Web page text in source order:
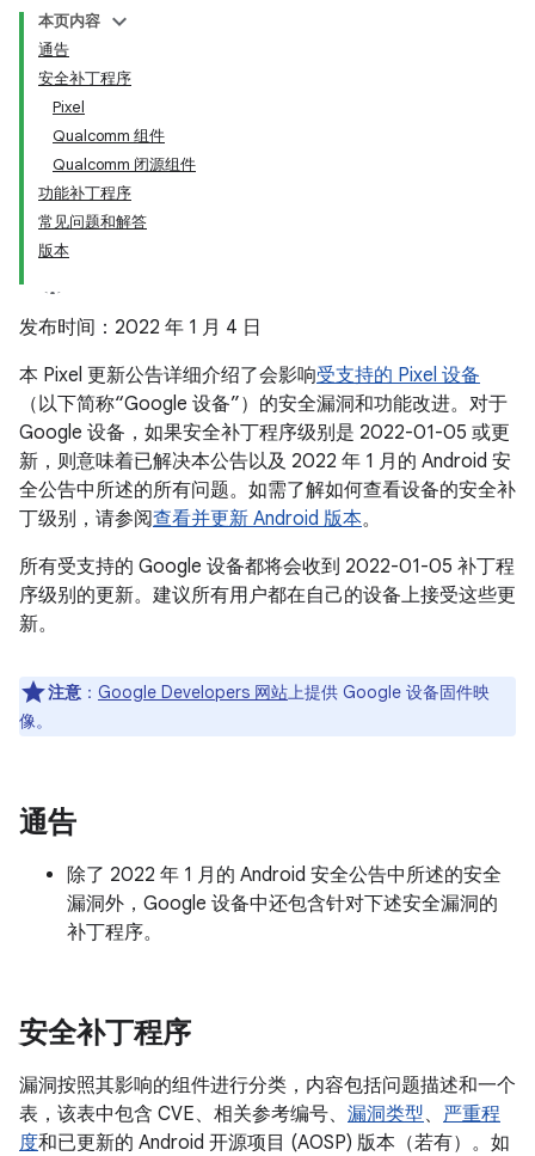
本页内容
通告
安全补丁程序
Pixel
Qualcomm 组件
Qualcomm 闭源组件
功能补丁程序
常见问题和解答
版本
发布时间：2022 年 1 月 4 日
本 Pixel 更新公告详细介绍了会影响受支持的 Pixel 设备
（以下简称“Google 设备”）的安全漏洞和功能改进。对于
Google 设备，如果安全补丁程序级别是 2022-01-05 或更
新，则意味着已解决本公告以及 2022 年 1 月的 Android 安
全公告中所述的所有问题。如需了解如何查看设备的安全补
丁级别，请参阅查看并更新 Android 版本。
所有受支持的 Google 设备都将会收到 2022-01-05 补丁程
序级别的更新。建议所有用户都在自己的设备上接受这些更
新。
注意 ： Google Developers 网站上提供 Google 设备固件映
像。
通告
除了 2022 年 1 月的 Android 安全公告中所述的安全
漏洞外，Google 设备中还包含针对下述安全漏洞的
补丁程序。
安全补丁程序
漏洞按照其影响的组件进行分类，内容包括问题描述和一个
表，该表中包含 CVE、相关参考编号、 漏洞类型、 严重程
度和已更新的 Android 开源项目 (AOSP) 版本（若有）。如